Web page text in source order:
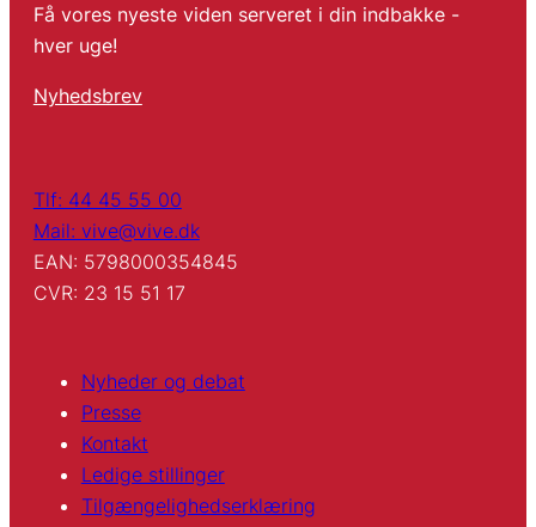
Få vores nyeste viden serveret i din indbakke -
hver uge!
Nyhedsbrev
Tlf: 44 45 55 00
Mail: vive@vive.dk
EAN: 5798000354845
CVR: 23 15 51 17
Nyheder og debat
Presse
Kontakt
Ledige stillinger
Tilgængelighedserklæring